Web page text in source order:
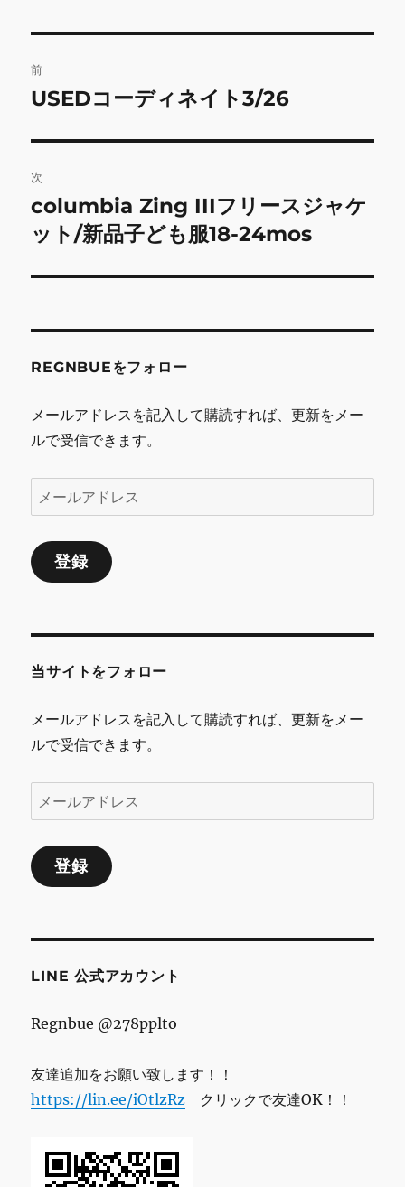
稿
ビ
ゲ
ー
シ
ン
前
前
投
稿:
USEDコーディネイト3/26
次
次
の
稿:
columbia Zing IIIフリースジャケ
ット/新品子ども服18-24mos
REGNBUEをフォロー
メールアドレスを記入して購読すれば、更新をメー
ルで受信できます。
ー
ル
ア
ス
登録
当サイトをフォロー
メールアドレスを記入して購読すれば、更新をメー
ルで受信できます。
ー
ル
ア
ス
登録
LINE 公式アカウント
Regnbue @278pplto
友達追加をお願い致します！！
https://lin.ee/iOtlzRz クリックで友達OK！！